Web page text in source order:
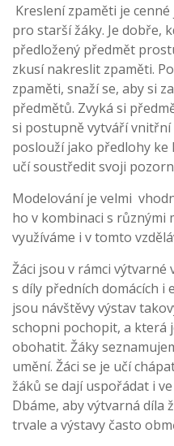
Kreslení zpaměti je
pro starší žáky. Je dobře,
předložený předmět
zkusí nakreslit zpaměti.
zpaměti, snaží se, aby si
předmětů. Zvyká si
si postupně vytváří
poslouží jako předlohy ke
učí soustředit svoji
Modelování je velmi
ho v kombinaci s
využíváme i v tomto
Žáci jsou v rámci výtvarné
s díly předních domácích i
jsou návštěvy výstav
schopni pochopit, a která
obohatit. Žáky
umění. Žáci se je učí
žáků se dají uspořádat i
Dbáme, aby výtvarná díla
trvale a výstavy často